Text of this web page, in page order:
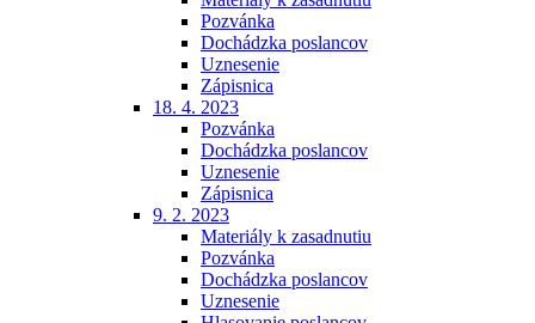
Pozvánka
Dochádzka poslancov
Uznesenie
Zápisnica
18. 4. 2023
Pozvánka
Dochádzka poslancov
Uznesenie
Zápisnica
9. 2. 2023
Materiály k zasadnutiu
Pozvánka
Dochádzka poslancov
Uznesenie